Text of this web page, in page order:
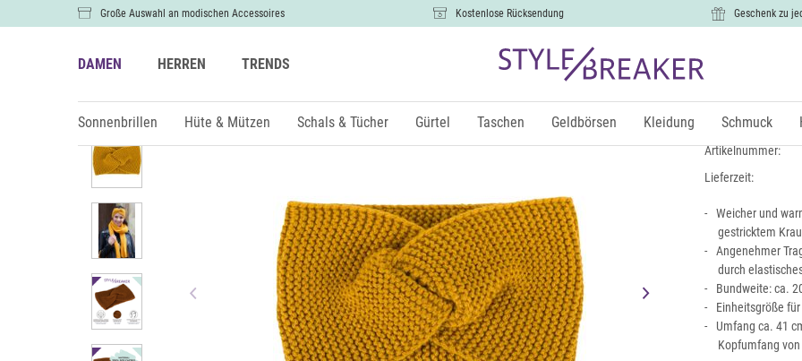
Große Auswahl an modischen Accessoires Kostenlose Rücksendung Geschenk zu
DAMEN HERREN TRENDS
Sonnenbrillen Hüte & Mützen Schals & Tücher Gürtel Taschen Geldbörsen Kleidung Schmuck
9,99 €
inkl.
Artikelnummer:
Lieferzeit:
Weicher und
gestricktem
Angenehmer
durch
Bundweite: ca.
Einheitsgröße
Umfang ca. 41
Kopfumfang